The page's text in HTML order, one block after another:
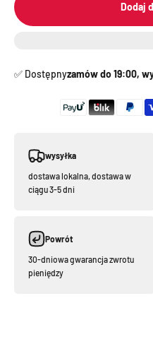
Dodaj
✅️ Dostępnyzamów do 19:00,
wysyłka
dostawa lokalna, dostawa w
ciągu 3-5 dni
Powrót
30-dniowa gwarancja zwrotu
pieniędzy